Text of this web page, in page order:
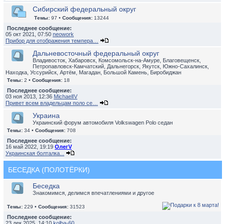
Сибирский федеральный округ
Темы: 97 • Сообщения: 13244
Последнее сообщение:
05 окт 2021, 07:50 neowork
Прибор для отображения темпера…
Дальневосточный федеральный округ
Владивосток, Хабаровск, Комсомольск-на-Амуре, Благовещенск,
Петропавловск-Камчатский, Дальнегорск, Якутск, Южно-Сахалинск,
Находка, Уссурийск, Артём, Магадан, Большой Камень, Биробиджан
Темы: 2 • Сообщения: 18
Последнее сообщение:
03 ноя 2013, 12:36 MichaelIV
Привет всем владельцам поло се…
Украина
Украинский форум автомобиля Volkswagen Polo седан
Темы: 34 • Сообщения: 708
Последнее сообщение:
16 май 2022, 19:19 ОлегV
Украинская болталка...
БЕСЕДКА (ПОЛОТЁРКИ)
Беседка
Знакомимся, делимся впечатлениями и другое
Темы: 229 • Сообщения: 31523
Последнее сообщение: